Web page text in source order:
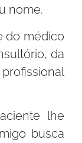
nome.
do médico
da
lhe
busca